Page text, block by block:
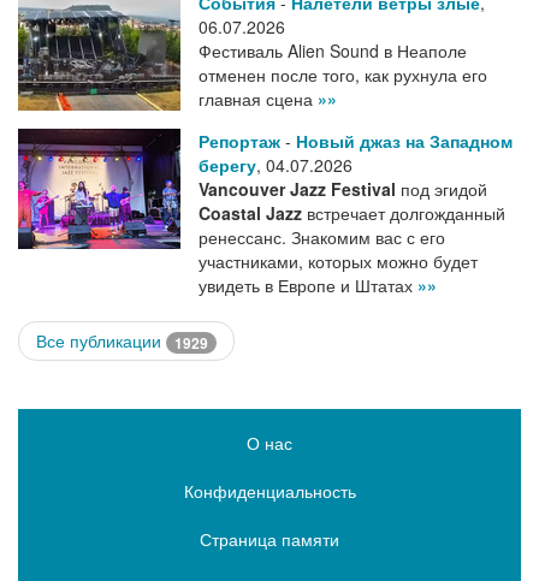
06.07.2026
Фестиваль Alien Sound в Неаполе
отменен после того, как рухнула его
главная сцена »»
Репортаж - Новый джаз на Западном
берегу, 04.07.2026
Vancouver Jazz Festival под эгидой
Coastal Jazz встречает долгожданный
ренессанс. Знакомим вас с его
участниками, которых можно будет
увидеть в Европе и Штатах »»
Все публикации 1929
О нас
Конфиденциальность
Страница памяти